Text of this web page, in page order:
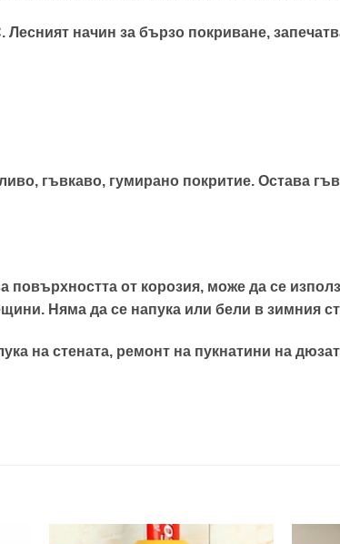
Лесният начин за бързо покриване,
гъвкаво, гумирано покритие. Остава
повърхността от корозия, може да се
Няма да се напука или бели в зимния
на стената, ремонт на пукнатини на